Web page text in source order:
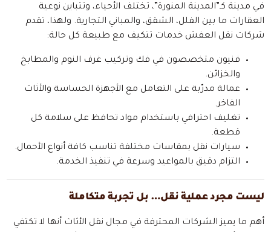
في مدينة كـ”المدينة المنورة”، تختلف الأحياء، وتتباين نوعية
العقارات ما بين الفلل، الشقق، والمباني التجارية. ولهذا، تقدم
شركات نقل العفش خدمات تتكيف مع طبيعة كل حالة:
فنيون متخصصون في فك وتركيب غرف النوم والمطابخ
والخزائن.
عمالة مدرّبة على التعامل مع الأجهزة الحساسة والأثاث
الفاخر.
تغليف احترافي باستخدام مواد تحافظ على سلامة كل
قطعة.
سيارات نقل بمقاسات مختلفة تناسب كافة أنواع الأحمال.
التزام دقيق بالمواعيد وسرعة في تنفيذ الخدمة.
ليست مجرد عملية نقل… بل تجربة متكاملة
أهم ما يميز الشركات المحترفة في مجال نقل الأثاث أنها لا تكتفي